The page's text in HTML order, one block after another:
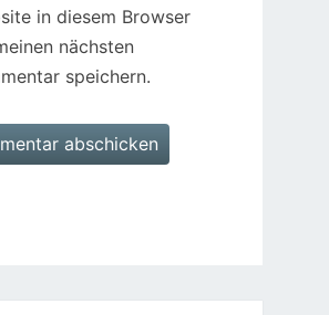
in diesem Browser
nächsten
speichern.